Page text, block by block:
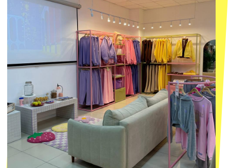
+7 (932) 602-41-15
ТРК «Европолис Ростокино»
ул. Проспект Мира, 211 к2
с 10-00 до 22-00
Нажимая "Подписаться", вы соглашаетесь с
персональных данныхиСогласием на рассылку электронных
сообщений
ПОДПИСАТЬСЯ
СЕКРЕТНЫЕ ПРОМОКОДЫ, ПРИГЛАШЕНИЯ
НА МЕРОПРИЯТИЯ И АНОНСЫ НОВИНОК
РАНЬШЕ ВСЕХ